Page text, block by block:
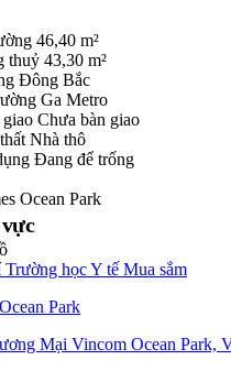
46,40 m²
thuỷ 43,30 m²
Đông Bắc
Ga Metro
Chưa bàn giao
Nhà thô
Đang để trống
Ocean Park
Trường họcY tế Mua sắm
Park
Mại Vincom Ocean Park,